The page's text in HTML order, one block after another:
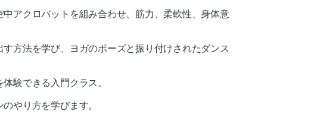
アクロバットを組み合わせ、筋力、柔軟性、身体意
方法を学び、ヨガのポーズと振り付けされたダンス
験できる入門クラス。
やり方を学びます。